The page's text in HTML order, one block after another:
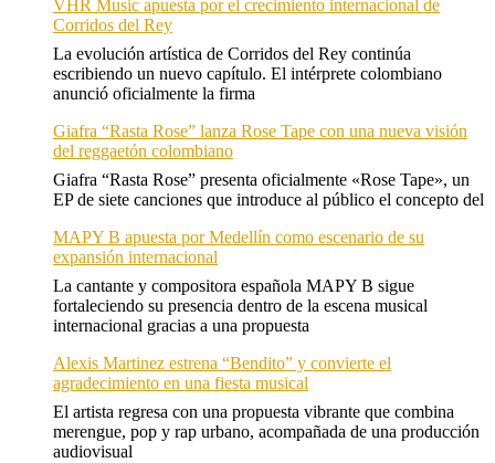
VHR Music apuesta por el crecimiento internacional de
Corridos del Rey
La evolución artística de Corridos del Rey continúa
escribiendo un nuevo capítulo. El intérprete colombiano
anunció oficialmente la firma
Giafra “Rasta Rose” lanza Rose Tape con una nueva visión
del reggaetón colombiano
Giafra “Rasta Rose” presenta oficialmente «Rose Tape», un
EP de siete canciones que introduce al público el concepto del
MAPY B apuesta por Medellín como escenario de su
expansión internacional
La cantante y compositora española MAPY B sigue
fortaleciendo su presencia dentro de la escena musical
internacional gracias a una propuesta
Alexis Martinez estrena “Bendito” y convierte el
agradecimiento en una fiesta musical
El artista regresa con una propuesta vibrante que combina
merengue, pop y rap urbano, acompañada de una producción
audiovisual